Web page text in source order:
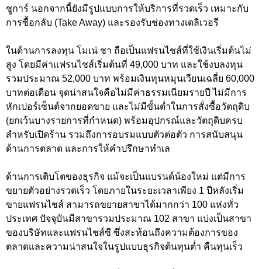
ชูการ์ นอกจากนี้ยังมีรูปแบบการให้บริการที่รวดเร็ว เหมาะกับ
การซื้อกลับ (Take Away) และรองรับช่องทางเดลิเวอรี
ในด้านการลงทุน โมเน่ ชา ถือเป็นแฟรนไชส์ที่ใช้เงินเริ่มต้นไม่
สูง โดยมีค่าแฟรนไชส์เริ่มต้นที่ 49,000 บาท และใช้งบลงทุน
รวมประมาณ 52,000 บาท พร้อมเงินทุนหมุนเวียนเฉลี่ย 60,000
บาทต่อเดือน จุดน่าสนใจคือไม่มีค่าธรรมเนียมรายปี ไม่มีการ
หักเปอร์เซ็นต์จากยอดขาย และไม่มีขั้นต่ำในการสั่งซื้อวัตถุดิบ
(ยกเว้นบางรายการที่กำหนด) พร้อมอุปกรณ์และวัตถุดิบครบ
สำหรับเปิดร้าน รวมถึงการอบรมแบบตัวต่อตัว การสนับสนุน
ด้านการตลาด และการให้คำปรึกษาทำเล
ด้านการเติบโตของธุรกิจ แม้จะเป็นแบรนด์น้องใหม่ แต่มีการ
ขยายตัวอย่างรวดเร็ว โดยภายในระยะเวลาเพียง 1 ปีหลังเริ่ม
ขายแฟรนไชส์ สามารถขยายสาขาได้มากกว่า 100 แห่งทั่ว
ประเทศ ปัจจุบันมีสาขารวมประมาณ 102 สาขา แบ่งเป็นสาขา
ของบริษัทและแฟรนไชส์ซี ซึ่งสะท้อนถึงความต้องการของ
ตลาดและความน่าสนใจในรูปแบบธุรกิจต้นทุนต่ำ คืนทุนเร็ว